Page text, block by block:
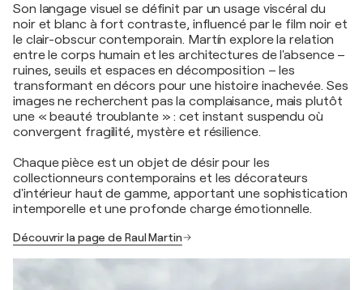
Son langage visuel se définit par un usage viscéral du
noir et blanc à fort contraste, influencé par le film noir et
le clair-obscur contemporain. Martín explore la relation
entre le corps humain et les architectures de l'absence –
ruines, seuils et espaces en décomposition – les
transformant en décors pour une histoire inachevée. Ses
images ne recherchent pas la complaisance, mais plutôt
une « beauté troublante » : cet instant suspendu où
convergent fragilité, mystère et résilience.
Chaque pièce est un objet de désir pour les
collectionneurs contemporains et les décorateurs
d'intérieur haut de gamme, apportant une sophistication
intemporelle et une profonde charge émotionnelle.
Découvrir la page de Raul Martin